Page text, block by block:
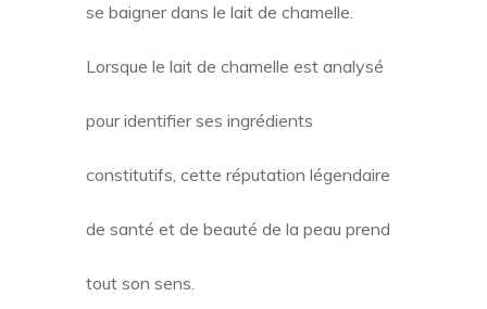
se baigner dans le lait de chamelle.
Lorsque le lait de chamelle est analysé
pour identifier ses ingrédients
constitutifs, cette réputation légendaire
de santé et de beauté de la peau prend
tout son sens.